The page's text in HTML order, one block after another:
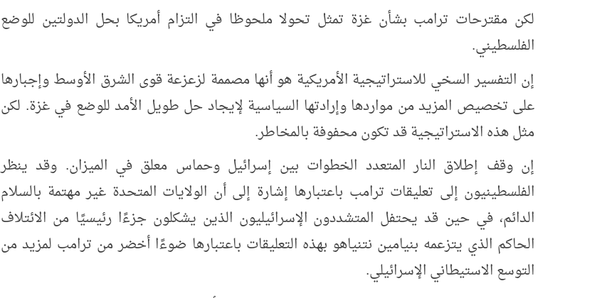
لكن مقترحات ترامب بشأن غزة تمثل تحولا ملحوظا في التزام أمريكا بحل الدولتين للوضع
الفلسطيني.
إن التفسير السخي للاستراتيجية الأمريكية هو أنها مصممة لزعزعة قوى الشرق الأوسط وإجبارها
على تخصيص المزيد من مواردها وإرادتها السياسية لإيجاد حل طويل الأمد للوضع في غزة. لكن
مثل هذه الاستراتيجية قد تكون محفوفة بالمخاطر.
إن وقف إطلاق النار المتعدد الخطوات بين إسرائيل وحماس معلق في الميزان. وقد ينظر
الفلسطينيون إلى تعليقات ترامب باعتبارها إشارة إلى أن الولايات المتحدة غير مهتمة بالسلام
الدائم، في حين قد يحتفل المتشددون الإسرائيليون الذين يشكلون جزءًا رئيسيًا من الائتلاف
الحاكم الذي يتزعمه بنيامين نتنياهو بهذه التعليقات باعتبارها ضوءًا أخضر من ترامب لمزيد من
التوسع الاستيطاني الإسرائيلي.